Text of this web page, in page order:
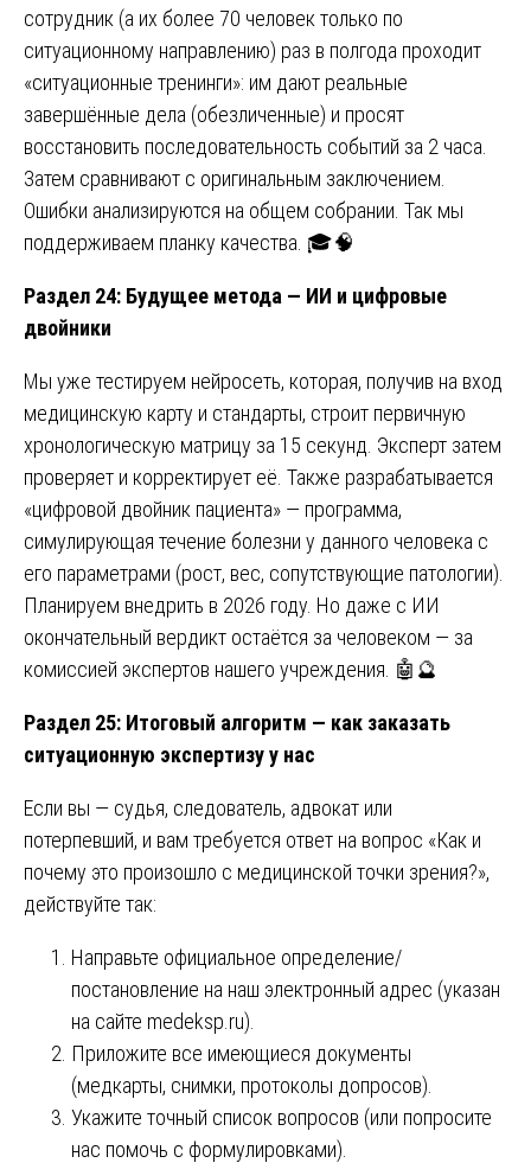
сотрудник (а их более 70 человек только по
ситуационному направлению) раз в полгода проходит
«ситуационные тренинги»: им дают реальные
завершённые дела (обезличенные) и просят
восстановить последовательность событий за 2 часа.
Затем сравнивают с оригинальным заключением.
Ошибки анализируются на общем собрании. Так мы
поддерживаем планку качества. 🎓🧠
Раздел 24: Будущее метода — ИИ и цифровые
двойники
Мы уже тестируем нейросеть, которая, получив на вход
медицинскую карту и стандарты, строит первичную
хронологическую матрицу за 15 секунд. Эксперт затем
проверяет и корректирует её. Также разрабатывается
«цифровой двойник пациента» — программа,
симулирующая течение болезни у данного человека с
его параметрами (рост, вес, сопутствующие патологии).
Планируем внедрить в 2026 году. Но даже с ИИ
окончательный вердикт остаётся за человеком — за
комиссией экспертов нашего учреждения. 🤖🔮
Раздел 25: Итоговый алгоритм — как заказать
ситуационную экспертизу у нас
Если вы — судья, следователь, адвокат или
потерпевший, и вам требуется ответ на вопрос «Как и
почему это произошло с медицинской точки зрения?»,
действуйте так:
Направьте официальное определение/
постановление на наш электронный адрес (указан
на сайте medeksp.ru).
Приложите все имеющиеся документы
(медкарты, снимки, протоколы допросов).
Укажите точный список вопросов (или попросите
нас помочь с формулировками).